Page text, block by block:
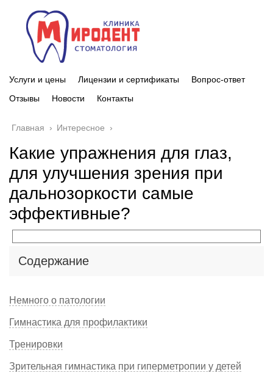
Услуги и цены Лицензии и сертификаты
Вопрос-ответ
Отзывы
Новости Контакты
Главная › Интересное ›
Какие упражнения для глаз,
для улучшения зрения при
дальнозоркости самые
эффективные?
Содержание
Немного о патологии
Гимнастика для профилактики
Тренировки
Зрительная гимнастика при гиперметропии у детей